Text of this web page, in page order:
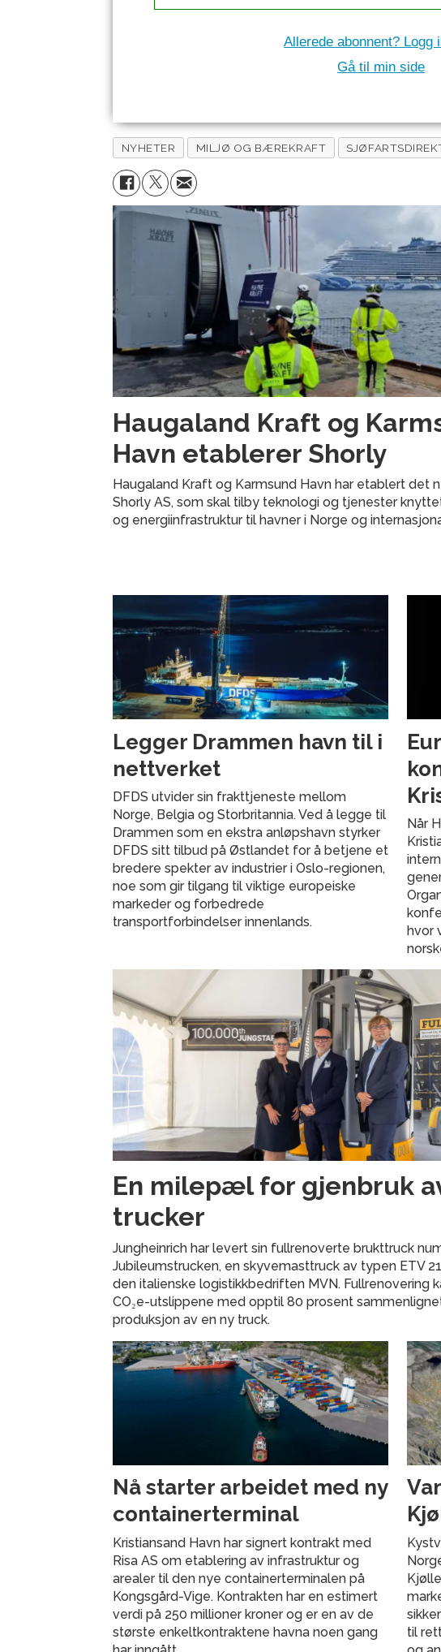
Allerede abonnent? Logg
Gå til min side
NYHETER MILJØ OG BÆREKRAFT
Haugaland Kraft og
Havn etablerer Shorly
Haugaland Kraft og Karmsund Havn har etablert det
Shorly AS, som skal tilby teknologi og tjenester
og energiinfrastruktur til havner i Norge og
Legger Drammen havn til i
nettverket
DFDS utvider sin frakttjeneste mellom
Norge, Belgia og Storbritannia. Ved å legge til
Drammen som en ekstra anløpshavn styrker
DFDS sitt tilbud på Østlandet for å betjene et
bredere spekter av industrier i Oslo-regionen,
noe som gir tilgang til viktige europeiske
markeder og forbedrede
transportforbindelser innenlands.
Når
hvor
En milepæl for gjenbruk
trucker
Jungheinrich har levert sin fullrenoverte brukttruck
Jubileumstrucken, en skyvemasttruck av typen ETV
den italienske logistikkbedriften MVN. Fullrenovering
CO₂e-utslippene med opptil 80 prosent
produksjon av en ny truck.
Nå starter arbeidet med ny
containerterminal
Kristiansand Havn har signert kontrakt med
Risa AS om etablering av infrastruktur og
arealer til den nye containerterminalen på
Kongsgård-Vige. Kontrakten har en estimert
verdi på 250 millioner kroner og er en av de
største enkeltkontraktene havna noen gang
til